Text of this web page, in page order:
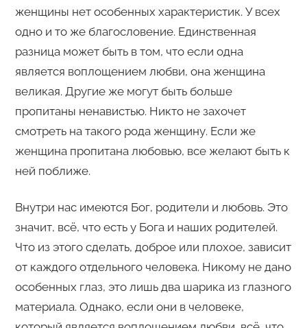
женщины нет особенных характеристик. У всех
одно и то же благословение. Единственная
разница может быть в том, что если одна
является воплощением любви, она женщина
великая. Другие же могут быть больше
пропитаны ненавистью. Никто не захочет
смотреть на такого рода женщину. Если же
женщина пропитана любовью, все желают быть к
ней поближе.
Внутри нас имеются Бог, родители и любовь. Это
значит, всё, что есть у Бога и наших родителей.
Что из этого сделать, доброе или плохое, зависит
от каждого отдельного человека. Никому не дано
особенных глаз, это лишь два шарика из глазного
материала. Однако, если они в человеке,